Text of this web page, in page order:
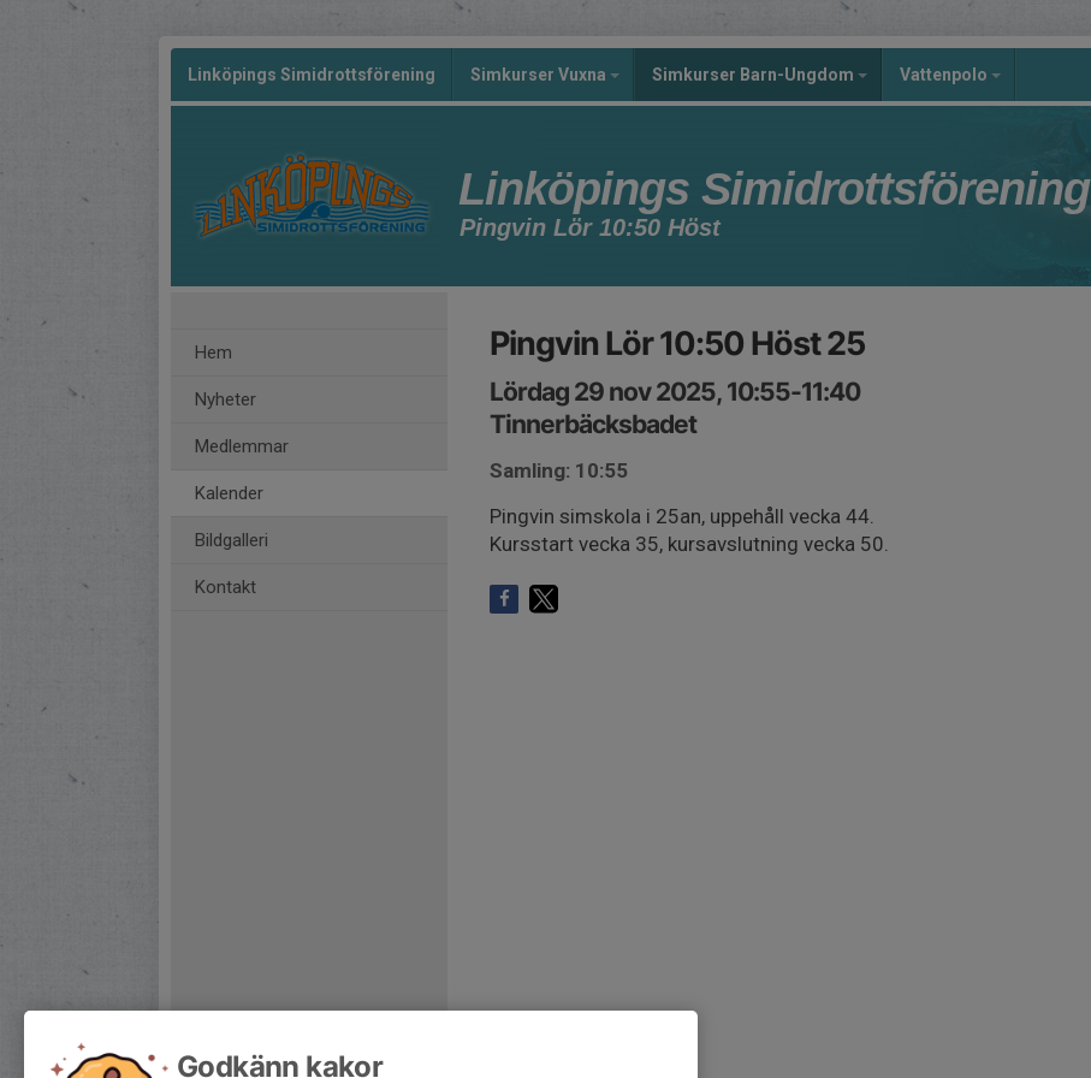
Linköpings Simidrottsförening Simkurser Vuxna Simkurser Barn-Ungdom Vattenpolo
Linköpings Simidrottsförening
Pingvin Lör 10:50 Höst
Hem
Nyheter
Medlemmar
Kalender
Bildgalleri
Kontakt
Pingvin Lör 10:50 Höst 25
Lördag 29 nov 2025, 10:55-11:40
Tinnerbäcksbadet
Samling: 10:55
Pingvin simskola i 25an, uppehåll vecka 44.
Kursstart vecka 35, kursavslutning vecka 50.
Godkänn kakor